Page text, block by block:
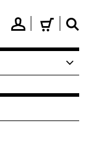
👤 🛒 🔍